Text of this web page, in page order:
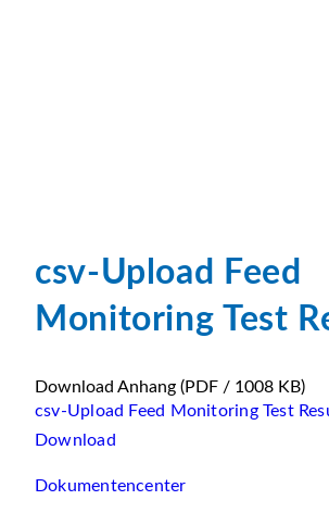
csv-Upload Feed
Monitoring Test
Download Anhang (PDF / 1008 KB)
csv-Upload Feed Monitoring Test
Download
Dokumentencenter